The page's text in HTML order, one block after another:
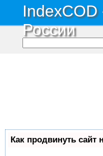
России
Как продвинуть сайт